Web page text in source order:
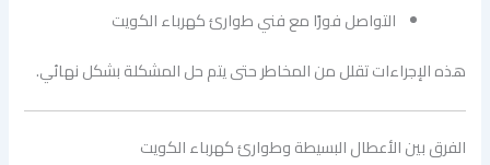
التواصل فورًا مع فني طوارئ كهرباء الكويت
هذه الإجراءات تقلل من المخاطر حتى يتم حل المشكلة بشكل نهائي.
الفرق بين الأعطال البسيطة وطوارئ كهرباء الكويت